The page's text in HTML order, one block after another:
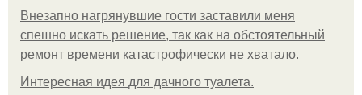
Внезапно нагрянувшие гости заставили меня
спешно искать решение, так как на обстоятельный
ремонт времени катастрофически не хватало.
Интересная идея для дачного туалета.